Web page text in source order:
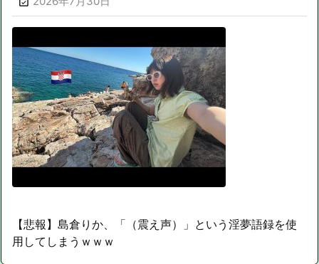
【悲報】島倉りか、「（震え声）」という淫夢語録を使
用してしまうｗｗｗ